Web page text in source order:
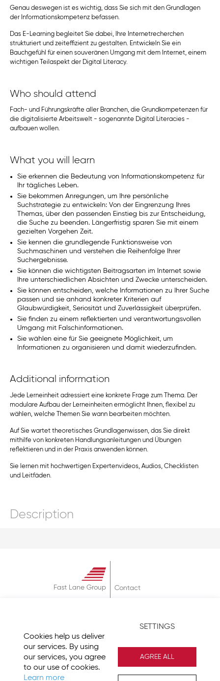
Cookies help us deliver
our services. By using
our services, you agree
to our use of cookies.
Learn more
SETTINGS
AGREE ALL
Genau deswegen ist es wichtig, dass Sie sich mit den Grundlagen
der Informationskompetenz befassen.
Das E-Learning begleitet Sie dabei, Ihre Internetrecherchen
strukturiert und zeiteffizient zu gestalten. Entwickeln Sie ein
Bauchgefühl für einen souveränen Umgang mit dem Internet, einem
wichtigen Teilaspekt der Digital Literacy.
Who should attend
Fach- und Führungskräfte aller Branchen, die Grundkompetenzen für
die digitalisierte Arbeitswelt - sogenannte Digital Literacies -
aufbauen wollen.
What you will learn
Sie erkennen die Bedeutung von Informationskompetenz für
Ihr tägliches Leben.
Sie bekommen Anregungen, um Ihre persönliche
Suchstrategie zu entwickeln: Von der Eingrenzung Ihres
Themas, über den passenden Einstieg bis zur Entscheidung,
die Suche zu beenden. Längerfristig sparen Sie mit einem
gezielten Vorgehen Zeit.
Sie kennen die grundlegende Funktionsweise von
Suchmaschinen und verstehen die Reihenfolge Ihrer
Suchergebnisse.
Sie können die wichtigsten Beitragsarten im Internet sowie
Ihre unterschiedlichen Absichten und Zwecke unterscheiden.
Sie können entscheiden, welche Informationen zu Ihrer Suche
passen und sie anhand konkreter Kriterien auf
Glaubwürdigkeit, Seriosität und Zuverlässigkeit überprüfen.
Sie finden zu einem reflektierten und verantwortungsvollen
Umgang mit Falschinformationen.
Sie wählen eine für Sie geeignete Möglichkeit, um
Informationen zu organisieren und damit wiederzufinden.
Additional information
Jede Lerneinheit adressiert eine konkrete Frage zum Thema. Der
modulare Aufbau der Lerneinheiten ermöglicht Ihnen, flexibel zu
wählen, welche Themen Sie wann bearbeiten möchten.
Auf Sie wartet theoretisches Grundlagenwissen, das Sie direkt
mithilfe von konkreten Handlungsanleitungen und Übungen
reflektieren und in der Praxis anwenden können.
Sie lernen mit hochwertigen Expertenvideos, Audios, Checklisten
und Leitfäden.
Description
Fast Lane Group
Contact
Privacy Policy